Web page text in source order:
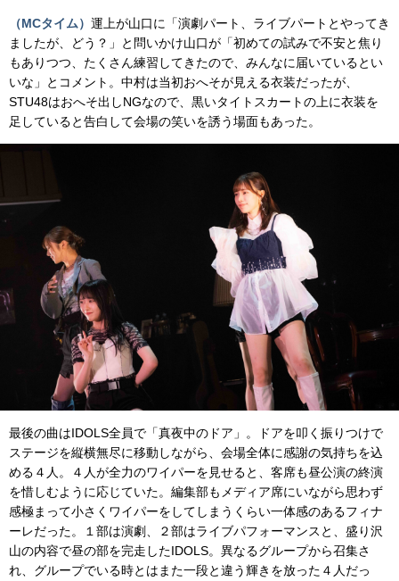
（MCタイム） 運上が山口に「演劇パート、ライブパートとやってき
ましたが、どう？」と問いかけ山口が「初めての試みで不安と焦り
もありつつ、たくさん練習してきたので、みんなに届いているとい
いな」とコメント。中村は当初おへそが見える衣装だったが、
STU48はおへそ出しNGなので、黒いタイトスカートの上に衣装を
足していると告白して会場の笑いを誘う場面もあった。
最後の曲はIDOLS全員で「真夜中のドア」。ドアを叩く振りつけで
ステージを縦横無尽に移動しながら、会場全体に感謝の気持ちを込
める４人。４人が全力のワイパーを見せると、客席も昼公演の終演
を惜しむように応じていた。編集部もメディア席にいながら思わず
感極まって小さくワイパーをしてしまうくらい一体感のあるフィナ
ーレだった。１部は演劇、２部はライブパフォーマンスと、盛り沢
山の内容で昼の部を完走したIDOLS。異なるグループから召集さ
れ、グループでいる時とはまた一段と違う輝きを放った４人だっ